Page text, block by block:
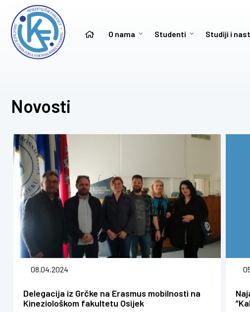
O nama Studenti Studiji i
Novosti
08.04.2024
Delegacija iz Grčke na Erasmus mobilnosti na
Kineziološkom fakultetu Osijek